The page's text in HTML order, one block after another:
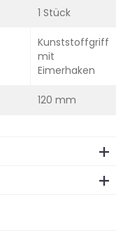
1 Stück
Kunststoffgriff
mit
Eimerhaken
120 mm